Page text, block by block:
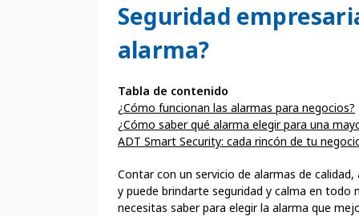
Seguridad
alarma?
Tabla de contenido
¿Cómo funcionan las alarmas para negocios?
¿Cómo saber qué alarma elegir para una
ADT Smart Security: cada rincón de tu
Contar con un servicio de alarmas de
y puede brindarte seguridad y calma en
necesitas saber para elegir la alarma que